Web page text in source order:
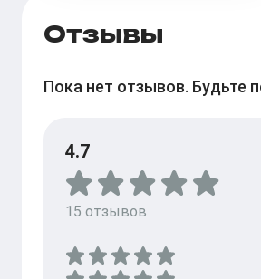
Отзывы
Пока нет отзывов. Будьте
4.7
15 отзывов